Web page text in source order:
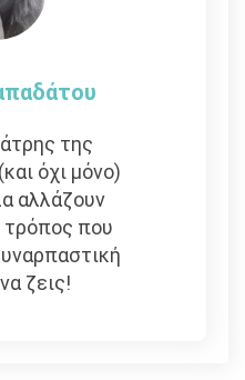
της
όχι μόνο)
αλλάζουν
τρόπος που
ζεις!